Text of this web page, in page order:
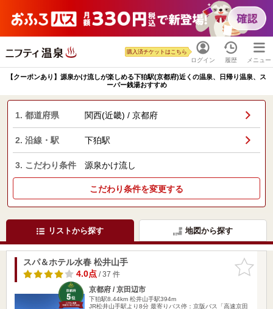
ログイン
購入済チケットはこちら
履歴 メニュー
【クーポンあり】源泉かけ流しが楽しめる下狛駅(京都府)近くの温泉、日帰り温泉、ス
ーパー銭湯おすすめ
1. 都道府県 関西(近畿) / 京都府
2. 沿線・駅 下狛駅
3. こだわり条件 源泉かけ流し
こだわり条件を変更する
リストから探す 地図から探す
お気に入
りに追加
スパ＆ホテル水春 松井山手
4.0点/ 37 件
京都府 / 京田辺市
下狛駅8.44km 松井山手駅394m
JR松井山手駅より8分 最寄りバス停：京阪バス「高速京田